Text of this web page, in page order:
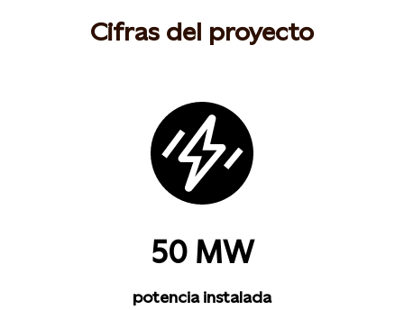
Cifras del proyecto
50 MW
potencia instalada